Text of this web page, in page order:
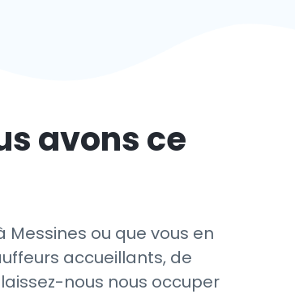
avons ce
ou que vous en
accueillants, de
nous nous occuper